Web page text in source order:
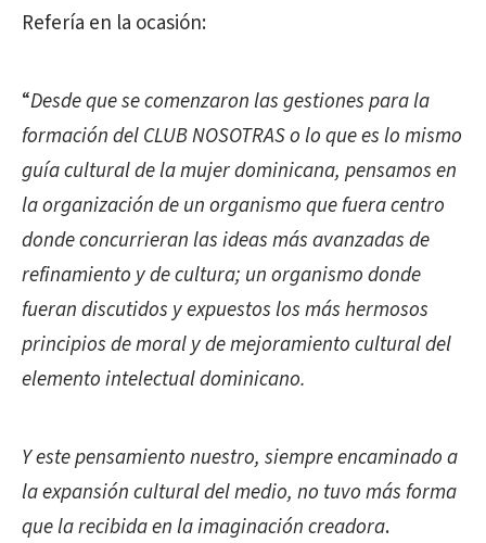
Refería en la ocasión:
“Desde que se comenzaron las gestiones para la
formación del CLUB NOSOTRAS o lo que es lo mismo
guía cultural de la mujer dominicana, pensamos en
la organización de un organismo que fuera centro
donde concurrieran las ideas más avanzadas de
refinamiento y de cultura; un organismo donde
fueran discutidos y expuestos los más hermosos
principios de moral y de mejoramiento cultural del
elemento intelectual dominicano.
Y este pensamiento nuestro, siempre encaminado a
la expansión cultural del medio, no tuvo más forma
que la recibida en la imaginación creadora.